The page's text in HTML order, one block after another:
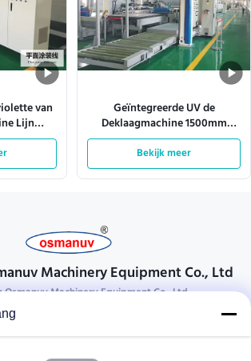
van
Lijn
Geïntegreerde UV de
Deklaagmachine 1500mm
Spuitpistool 380VAC van de
Raadslijn
Bekijk meer
Machinery Equipment Co., Ltd
Osmanuv Machinery Equipment Co., Ltd
Neem contact op.